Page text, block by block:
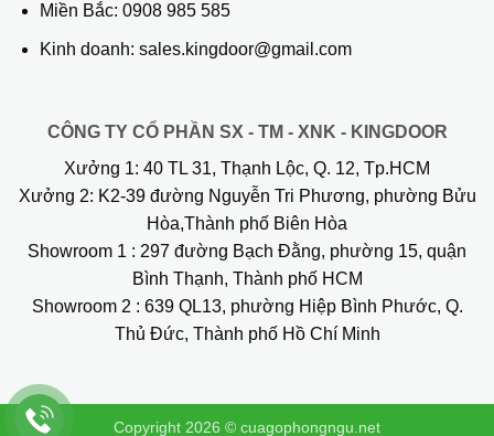
Miền Bắc: 0908 985 585
Kinh doanh: sales.kingdoor@gmail.com
CÔNG TY CỔ PHẦN SX - TM - XNK - KINGDOOR
Xưởng 1: 40 TL 31, Thạnh Lộc, Q. 12, Tp.HCM
Xưởng 2: K2-39 đường Nguyễn Tri Phương, phường Bửu
Hòa,Thành phố Biên Hòa
Showroom 1 : 297 đường Bạch Đằng, phường 15, quận
Bình Thạnh, Thành phố HCM
Showroom 2: 639 QL13, phường Hiệp Bình Phước, Q.
Thủ Đức, Thành phố Hồ Chí Minh
Copyright 2026 © cuagophongngu.net